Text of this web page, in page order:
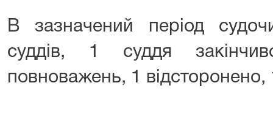
В зазначений період
суддів, 1 суддя
повноважень, 1 відсторонено,